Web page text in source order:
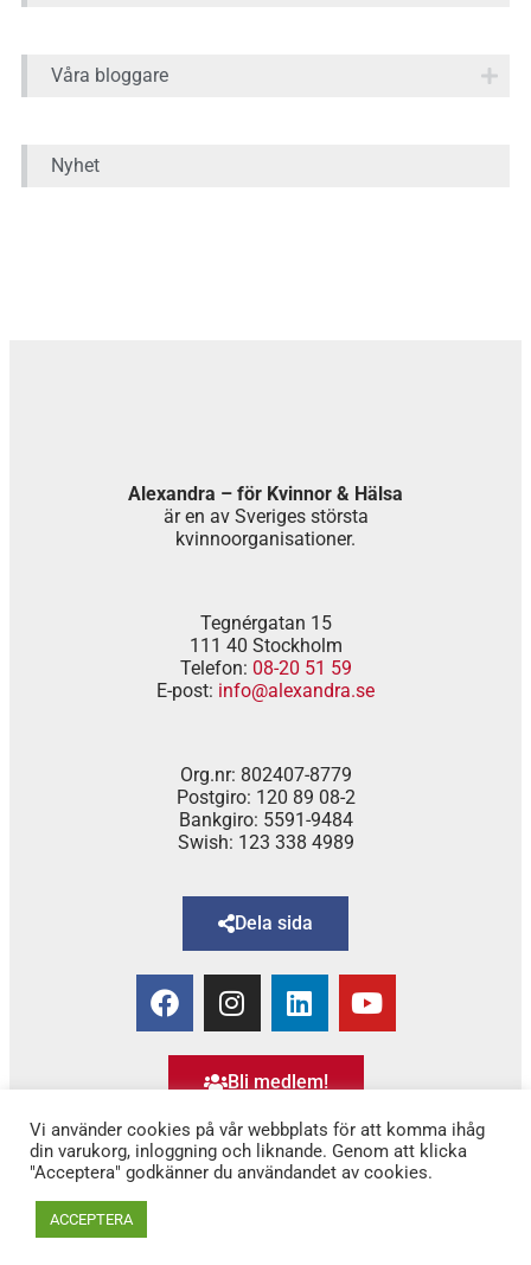
Våra bloggare
Nyhet
Alexandra – för Kvinnor & Hälsa
är en av Sveriges största
kvinnoorganisationer.
Tegnérgatan 15
111 40 Stockholm
Telefon: 08-20 51 59
E-post: info@alexandra.se
Org.nr: 802407-8779
Postgiro: 120 89 08-2
Bankgiro: 5591-9484
Swish: 123 338 4989
Dela sida
Bli medlem!
Copyright © 2025 Alexandra
(tidigare 1,6 & 2,6 miljonerklubben)
Vi använder cookies på vår webbplats för att komma ihåg
din varukorg, inloggning och liknande. Genom att klicka
"Acceptera" godkänner du användandet av cookies.
ACCEPTERA